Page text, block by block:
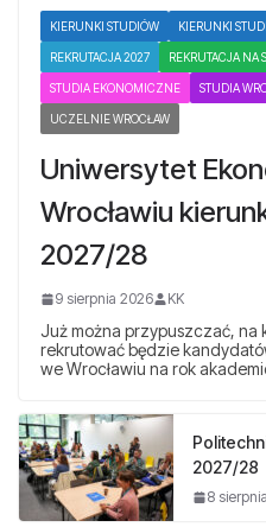
KIERUNKI STUDIÓW KIERUNKI
REKRUTACJA 2027 REKRUTACJA NA
STUDIA EKONOMICZNE STUDIA
UCZELNIE WROCŁAW
Uniwersytet
Wrocławiu
2027/28
9 sierpnia 2026 KK
Już można przypuszczać, na
rekrutować będzie
we Wrocławiu na rok
2027/28
8